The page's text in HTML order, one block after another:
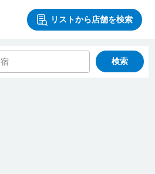
リストから店舗を検索
検索